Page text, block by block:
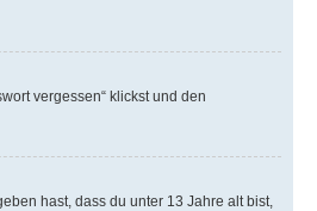
vergessen“ klickst und den
hast, dass du unter 13 Jahre alt bist,